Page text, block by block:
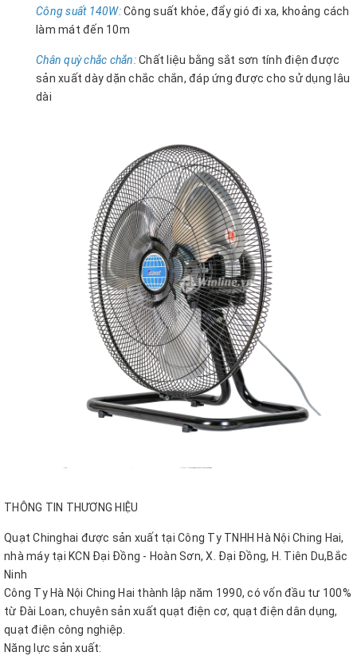
Công suất 140W:Công suất khỏe, đẩy gió đi xa, khoảng cách
làm mát đến 10m
Chân quỳ chắc chắn:Chất liệu bằng sắt sơn tính điện được
sản xuất dày dặn chắc chắn, đáp ứng được cho sử dụng lâu
dài
THÔNG TIN THƯƠNG HIỆU
Quạt Chinghai được sản xuất tại Công Ty TNHH Hà Nội Ching Hai,
nhà máy tại KCN Đại Đồng - Hoàn Sơn, X. Đại Đồng, H. Tiên Du,Bắc
Ninh
Công Ty Hà Nội Ching Hai thành lập năm 1990, có vốn đầu tư 100%
từ Đài Loan, chuyên sản xuất quạt điện cơ, quạt điện dân dụng,
quạt điện công nghiệp.
Năng lực sản xuất: